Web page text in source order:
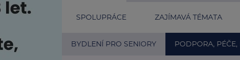
SPOLUPRÁCE ZAJÍMAVÁ TÉMATA
BYDLENÍ PRO SENIORY PODPORA,